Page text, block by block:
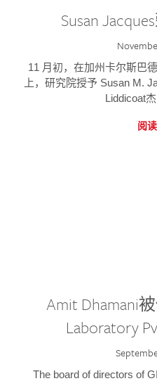
Susan
11 月初，在加州卡尔斯巴
上，研究院授予 Susan M.
Liddicoat
阅
Amit Dhamani
Laboratory
The board of directors of